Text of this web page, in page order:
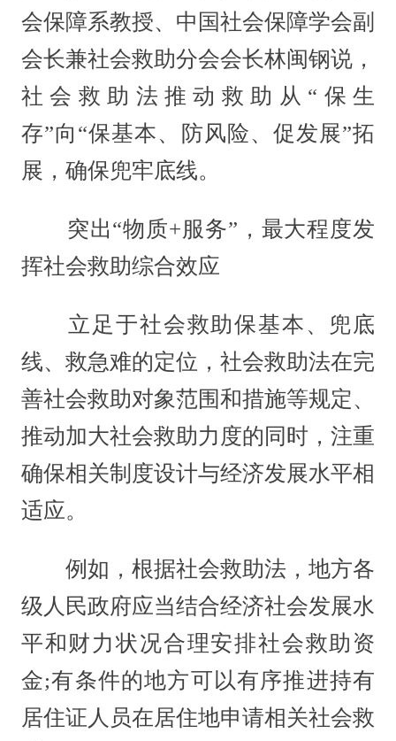
会保障系教授、中国社会保障学会副
会长兼社会救助分会会长林闽钢说，
社会救助法推动救助从“保生
存”向“保基本、防风险、促发展”拓
展，确保兜牢底线。
突出“物质+服务”，最大程度发
挥社会救助综合效应
立足于社会救助保基本、兜底
线、救急难的定位，社会救助法在完
善社会救助对象范围和措施等规定、
推动加大社会救助力度的同时，注重
确保相关制度设计与经济发展水平相
适应。
例如，根据社会救助法，地方各
级人民政府应当结合经济社会发展水
平和财力状况合理安排社会救助资
金;有条件的地方可以有序推进持有
居住证人员在居住地申请相关社会救